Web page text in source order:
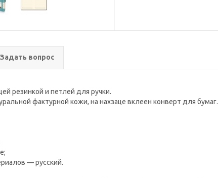
Задать вопрос
резинкой и петлей для ручки.
фактурной кожи, на нахзаце вклеен конверт для бумаг.
— русский.